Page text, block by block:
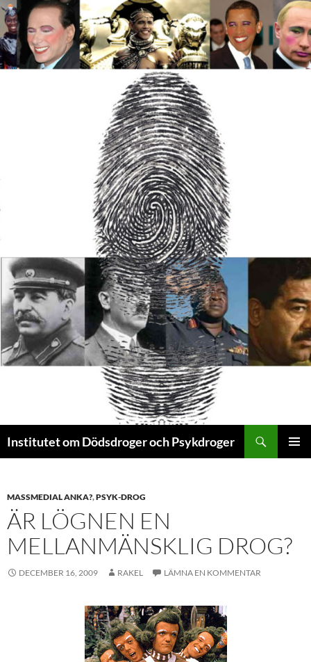
Institutet om Dödsdroger och Psykdroger
MASSMEDIAL ANKA?,PSYK-DROG
ÄR LÖGNEN EN
MELLANMÄNSKLIG DROG?
DECEMBER 16, 2009 RAKEL LÄMNA EN KOMMENTAR